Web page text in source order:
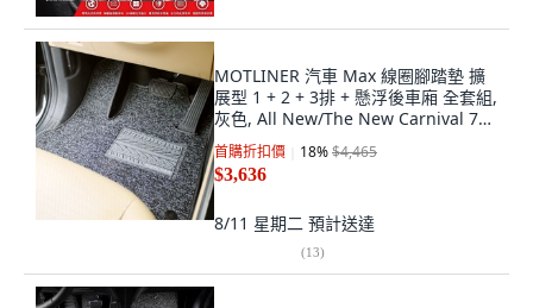
MOTLINER 汽車 Max 線圈腳踏墊 擴
展型 1 + 2 + 3排 + 懸浮後車廂 全套組,
灰色, All New/The New Carnival 7人
座
首購折扣價 18%$4,465
$3,636
8/11 星期二 預計送達
(13)